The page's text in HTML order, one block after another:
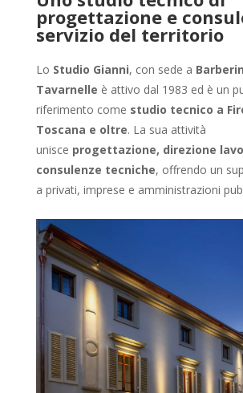
progettazione e
servizio del territorio
Lo Studio Gianni, con sede a
Tavarnelle è attivo dal 1983 ed è un
riferimento come studio tecnico a
Toscana e oltre. La sua attività
unisce progettazione, direzione
consulenze tecniche, offrendo un
a privati, imprese e amministrazioni